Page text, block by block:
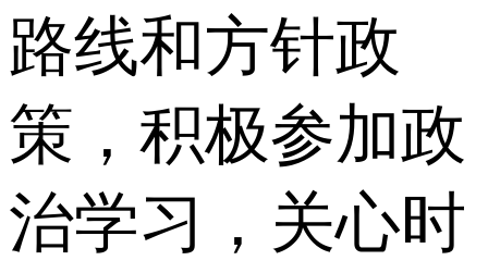
路线和方针政
策，积极参加政
治学习，关心时